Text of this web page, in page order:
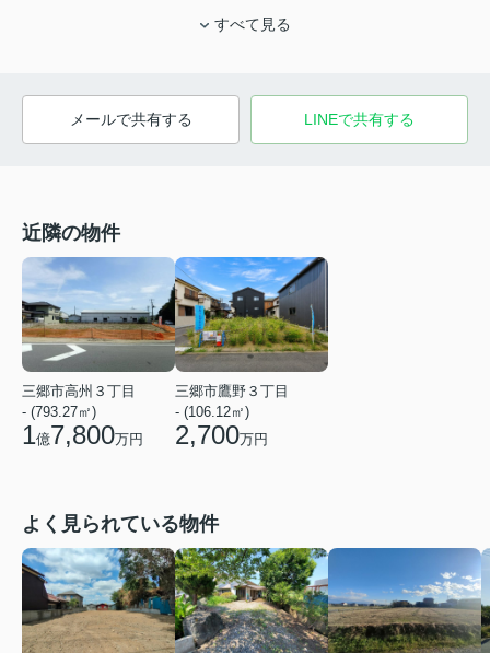
すべて見る
メールで共有する LINEで共有する
近隣の物件
三郷市高州３丁目
- (793.27㎡)
1億7,800万円
三郷市鷹野３丁目
- (106.12㎡)
2,700万円
よく見られている物件